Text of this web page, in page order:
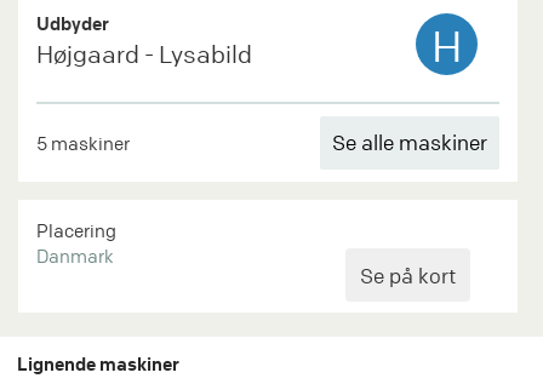
Udbyder
Højgaard - Lysabild H
5 maskiner Se alle maskiner
Placering
Danmark
Lignende maskiner